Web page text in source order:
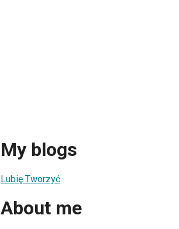
My blogs
Lubię Tworzyć
About me